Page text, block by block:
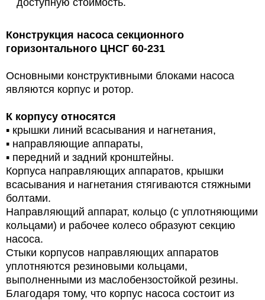
Конструкция насоса секционного
горизонтального ЦНСГ 60-231
Основными конструктивными блоками насоса
являются корпус и ротор.
К корпусу относятся
▪ крышки линий всасывания и нагнетания,
▪ направляющие аппараты,
▪ передний и задний кронштейны.
Корпуса направляющих аппаратов, крышки
всасывания и нагнетания стягиваются стяжными
болтами.
Направляющий аппарат, кольцо (с уплотняющими
кольцами) и рабочее колесо образуют секцию
насоса.
Стыки корпусов направляющих аппаратов
уплотняются резиновыми кольцами,
выполненными из маслобензостойкой резины.
Благодаря тому, что корпус насоса состоит из